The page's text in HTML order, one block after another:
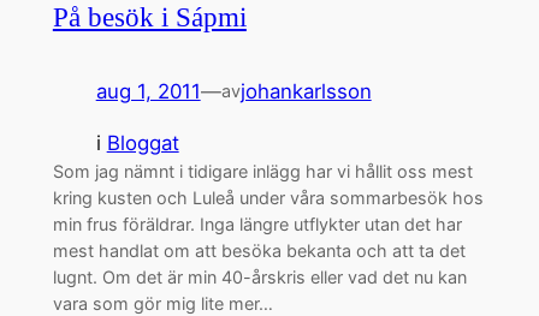
På besök i Sápmi
aug 1, 2011—avjohankarlsson
i Bloggat
Som jag nämnt i tidigare inlägg har vi hållit oss mest
kring kusten och Luleå under våra sommarbesök hos
min frus föräldrar. Inga längre utflykter utan det har
mest handlat om att besöka bekanta och att ta det
lugnt. Om det är min 40-årskris eller vad det nu kan
vara som gör mig lite mer…